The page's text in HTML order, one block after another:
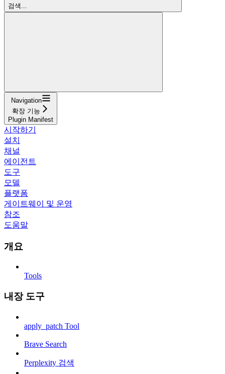
검색...
Navigation
확장 기능
Plugin Manifest
시작하기
설치
채널
에이전트
도구
모델
플랫폼
게이트웨이 및 운영
참조
도움말
개요
Tools
내장 도구
apply_patch Tool
Brave Search
Perplexity 검색